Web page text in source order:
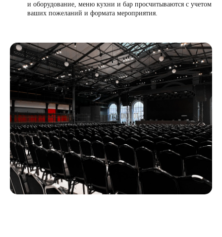
и оборудование, меню кухни и бар просчитываются с учетом
ваших пожеланий и формата мероприятия.